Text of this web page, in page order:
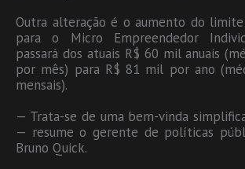
Outra alteração é o aumento do limite
para o Micro Empreendedor
passará dos atuais R$ 60 mil anuais
por mês) para R$ 81 mil por ano
mensais).
— Trata-se de uma bem-vinda
— resume o gerente de políticas
Bruno Quick.